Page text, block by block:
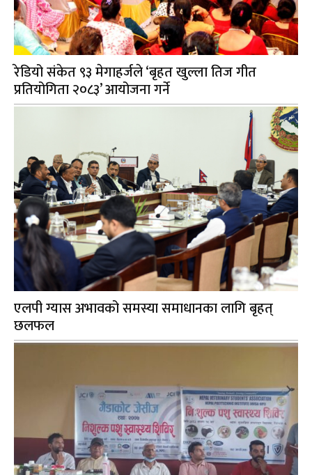
रेडियो संकेत ९३ मेगाहर्जले ‘बृहत खुल्ला तिज गीत
प्रतियोगिता २०८३’ आयोजना गर्ने
एलपी ग्यास अभावको समस्या समाधानका लागि बृहत्
छलफल